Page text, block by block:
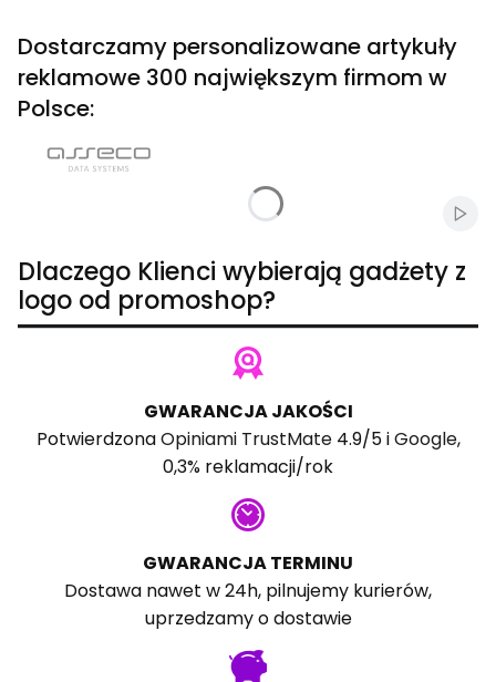
Dostarczamy personalizowane artykuły
reklamowe 300 największym firmom w
Polsce:
Dlaczego Klienci wybierają gadżety z
logo od promoshop?
GWARANCJA JAKOŚCI
PotwierdzonaOpiniami TrustMate4.9/5 iGoogle,
0,3% reklamacji/rok
GWARANCJA TERMINU
Dostawa nawet w 24h, pilnujemy kurierów,
uprzedzamy o dostawie